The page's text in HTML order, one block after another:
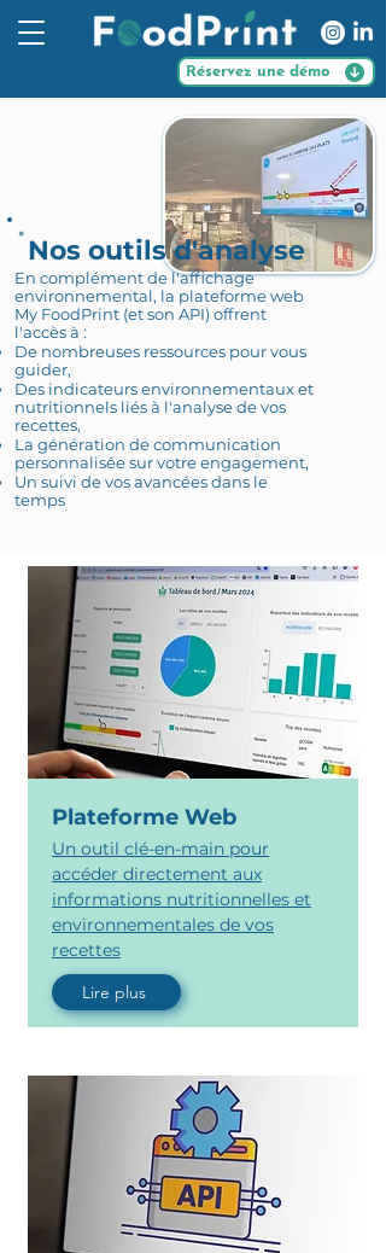
Réservez une démo
Nos outils d'analyse
En complément de l'affichage
environnemental, la plateforme web
My FoodPrint (et son API) offrent
l'accès à :
De nombreuses ressources pour vous
guider,
Des indicateurs environnementaux et
nutritionnels liés à l'analyse de vos
recettes,
La génération de communication
personnalisée sur votre engagement,
Un suivi de vos avancées dans le
temps
Plateforme Web
Un outil clé-en-main pour
accéder directement aux
informations nutritionnelles et
environnementales de vos
recettes
Lire plus